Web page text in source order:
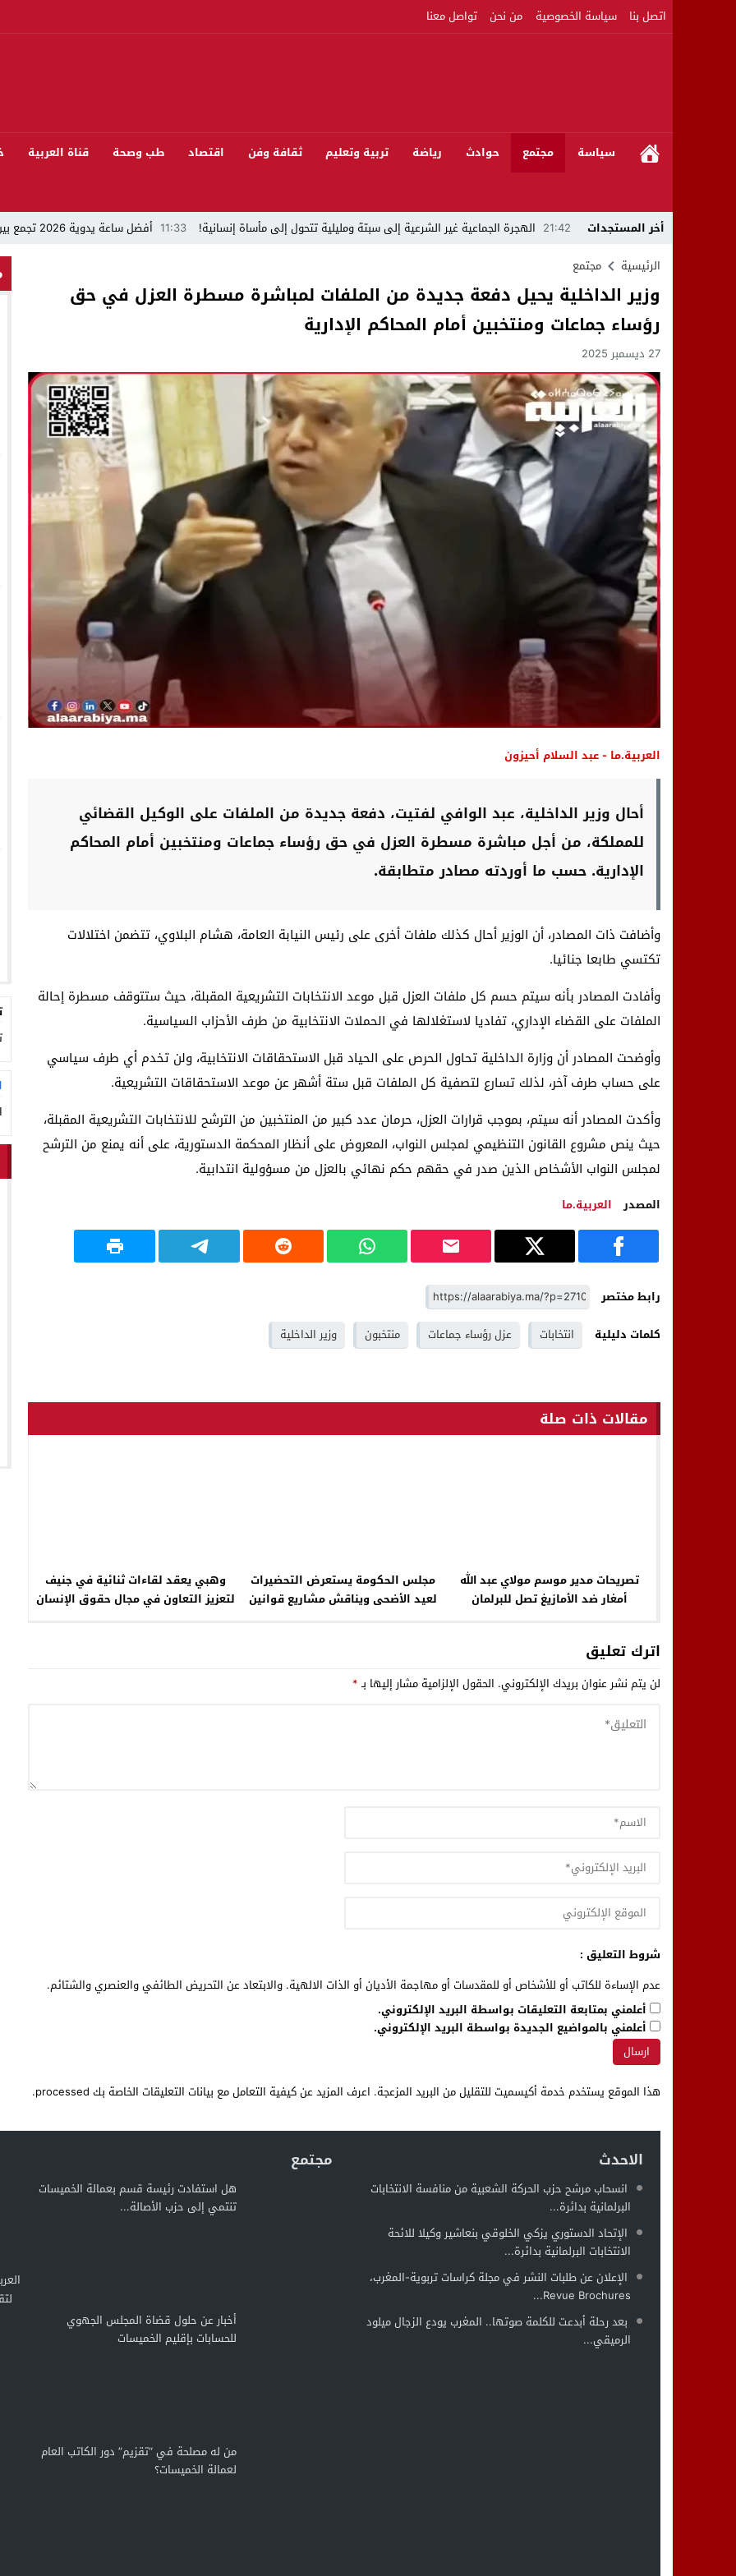
اتصل بنا سياسة الخصوصية من نحن تواصل معنا
سياسة مجتمع حوادث رياضة تربية وتعليم ثقافة وفن اقتصاد طب وصحة قناة العربية
أخر المستجدات 21:42 الهجرة الجماعية غير الشرعية إلى سبتة ومليلية تتحول إلى مأساة إنسانية! 11:33 أفضل ساعة يدوية 2026 تجمع بين الأناقة والدقة
08:50 مبادرات مواطنة وشركاؤها ينظمون ورشا بيئيا بغابة المقاومة بمدينة الخميسات
22:59 رئيس جماعة عين الجوهرة سيدي بوخلخال تيفلت يجمع السياسيين “الأصدقاء/الأعداء” في الموسم السنوي للتبوريدة في
14:25 “العربية.ما” تنشر أخبار تيفلت وأصداء الأحداث فيها بصيغة أخرى 10:29 الجيش الملكي ينتفض ضد تعيين “ندالا”
18:23 طاطا: “اعتداء” على حقوقي يشعل غضب الجمعيات وملف “ماء القصبة” يفجّر الأوضاع
13:35 عقول الغد تصنع المستقبل: مسابقة “Robot Innov” بمراكش تؤسس لجيل الابتكار والتكنولوجيا
الرئيسية مجتمع
وزير الداخلية يحيل دفعة جديدة من الملفات لمباشرة مسطرة العزل في حق
رؤساء جماعات ومنتخبين أمام المحاكم الإدارية
27 ديسمبر 2025
العربية.ما - عبد السلام أحيزون
أحال وزير الداخلية، عبد الوافي لفتيت، دفعة جديدة من الملفات على الوكيل القضائي
للمملكة، من أجل مباشرة مسطرة العزل في حق رؤساء جماعات ومنتخبين أمام المحاكم
الإدارية. حسب ما أوردته مصادر متطابقة.
وأضافت ذات المصادر، أن الوزير أحال كذلك ملفات أخرى على رئيس النيابة العامة، هشام البلاوي، تتضمن اختلالات
تكتسي طابعا جنائيا.
وأفادت المصادر بأنه سيتم حسم كل ملفات العزل قبل موعد الانتخابات التشريعية المقبلة، حيث ستتوقف مسطرة إحالة
الملفات على القضاء الإداري، تفاديا لاستغلالها في الحملات الانتخابية من طرف الأحزاب السياسية.
وأوضحت المصادر أن وزارة الداخلية تحاول الحرص على الحياد قبل الاستحقاقات الانتخابية، ولن تخدم أي طرف سياسي
على حساب طرف آخر، لذلك تسارع لتصفية كل الملفات قبل ستة أشهر عن موعد الاستحقاقات التشريعية.
وأكدت المصادر أنه سيتم، بموجب قرارات العزل، حرمان عدد كبير من المنتخبين من الترشح للانتخابات التشريعية المقبلة،
حيث ينص مشروع القانون التنظيمي لمجلس النواب، المعروض على أنظار المحكمة الدستورية، على أنه يمنع من الترشح
لمجلس النواب الأشخاص الذين صدر في حقهم حكم نهائي بالعزل من مسؤولية انتدابية.
المصدر العربية.ما
رابط مختصر
كلمات دليلية
انتخابات عزل رؤساء جماعات منتخبون وزير الداخلية
مقالات ذات صلة
تصريحات مدير موسم مولاي عبد الله
أمغار ضد الأمازيغ تصل للبرلمان
مجلس الحكومة يستعرض التحضيرات
لعيد الأضحى ويناقش مشاريع قوانين
وهبي يعقد لقاءات ثنائية في جنيف
لتعزيز التعاون في مجال حقوق الإنسان
اترك تعليق
لن يتم نشر عنوان بريدك الإلكتروني. الحقول الإلزامية مشار إليها بـ*
شروط التعليق :
عدم الإساءة للكاتب أو للأشخاص أو للمقدسات أو مهاجمة الأديان أو الذات الالهية. والابتعاد عن التحريض الطائفي والعنصري والشتائم.
أعلمني بمتابعة التعليقات بواسطة البريد الإلكتروني.
أعلمني بالمواضيع الجديدة بواسطة البريد الإلكتروني.
هذا الموقع يستخدم خدمة أكيسميت للتقليل من البريد المزعجة. اعرف المزيد عن كيفية التعامل مع بيانات التعليقات الخاصة بك processed .
الاحدث
انسحاب مرشح حزب الحركة الشعبية من منافسة الانتخابات
البرلمانية بدائرة...
الإتحاد الدستوري يزكي الخلوقي بنعاشير وكيلا للائحة
الانتخابات البرلمانية بدائرة...
الإعلان عن طلبات النشر في مجلة كراسات تربوية-المغرب،
Revue Brochures...
بعد رحلة أبدعت للكلمة صوتها.. المغرب يودع الزجال ميلود
الرميقي...
مجتمع
هل استفادت رئيسة قسم بعمالة الخميسات
تنتمي إلى حزب الأصالة...
أخبار عن حلول قضاة المجلس الجهوي
للحسابات بإقليم الخميسات
من له مصلحة في “تقزيم” دور الكاتب العام
لعمالة الخميسات؟